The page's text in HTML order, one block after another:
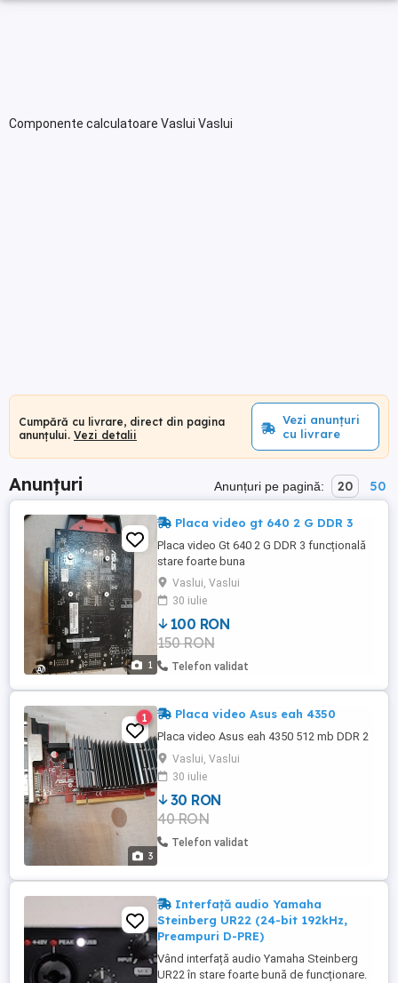
Componente calculatoare Vaslui Vaslui
Cumpără cu livrare, direct din pagina
anunțului. Vezi detalii
Vezi anunțuri
cu livrare
Anunțuri Anunțuri pe pagină: 20 50
1
Placa video gt 640 2 G DDR 3
Placa video Gt 640 2 G DDR 3 funcțională
stare foarte buna
Vaslui, Vaslui
30 iulie
100 RON
150 RON
Telefon validat
3
1 Placa video Asus eah 4350
Placa video Asus eah 4350 512 mb DDR 2
Vaslui, Vaslui
30 iulie
30 RON
40 RON
Telefon validat
Interfață audio Yamaha
Steinberg UR22 (24-bit 192kHz,
Preampuri D-PRE)
Vând interfață audio Yamaha Steinberg
UR22 în stare foarte bună de funcționare.